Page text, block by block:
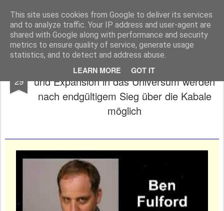
This site uses cookies from Google to deliver its services
and to analyze traffic. Your IP address and user-agent are
shared with Google along with performance and security
metrics to ensure quality of service, generate usage
statistics, and to detect and address abuse.
LEARN MORE GOT IT
Freigeist - ReHU - Forum Institut für Grenzwissenschaften - Spiritualität - Zukunftsforschung - Einheit
Pages
29
29.März Fulford - update: Unsterblichkeit
und Expansion in das Universum werden
nach endgültigem Sieg über die Kabale
möglich